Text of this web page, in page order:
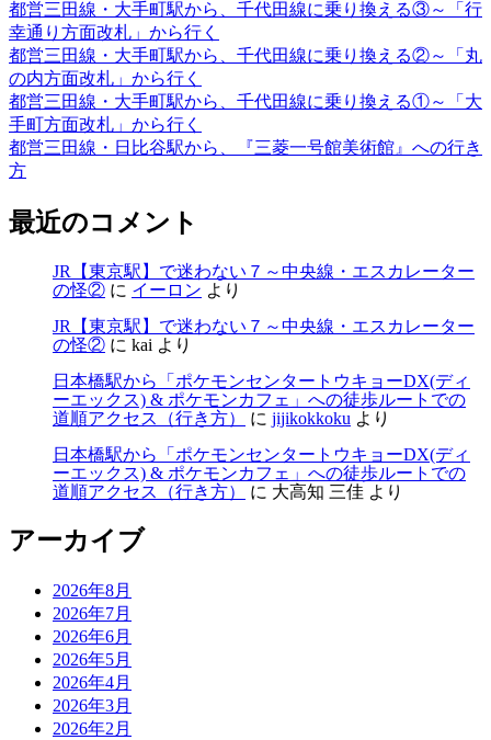
都営三田線・大手町駅から、千代田線に乗り換える③～「行
幸通り方面改札」から行く
都営三田線・大手町駅から、千代田線に乗り換える②～「丸
の内方面改札」から行く
都営三田線・大手町駅から、千代田線に乗り換える①～「大
手町方面改札」から行く
都営三田線・日比谷駅から、『三菱一号館美術館』への行き
方
最近のコメント
JR【東京駅】で迷わない７～中央線・エスカレーター
の怪② に イーロン より
JR【東京駅】で迷わない７～中央線・エスカレーター
の怪② に kai より
日本橋駅から「ポケモンセンタートウキョーDX(ディ
ーエックス) & ポケモンカフェ」への徒歩ルートでの
道順アクセス（行き方）
に jijikokkoku より
日本橋駅から「ポケモンセンタートウキョーDX(ディ
ーエックス) & ポケモンカフェ」への徒歩ルートでの
道順アクセス（行き方）
に 大高知 三佳 より
アーカイブ
2026年8月
2026年7月
2026年6月
2026年5月
2026年4月
2026年3月
2026年2月